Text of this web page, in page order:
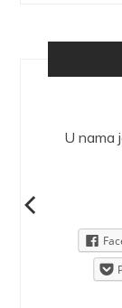
U nama